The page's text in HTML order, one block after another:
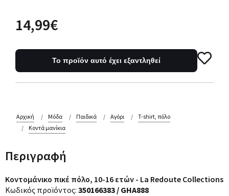
14,99€
Το προϊόν αυτό έχει εξαντληθεί
Αρχική Μόδα Παιδικά Αγόρι
T-shirt, πόλο
Κοντά μανίκια
Περιγραφή
Κοντομάνικο πικέ πόλο, 10-16 ετών - La Redoute Collections
Κωδικός προϊόντος: 350166383 / GHA888